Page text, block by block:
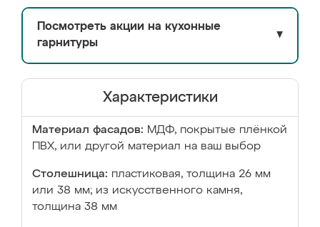
Посмотреть акции на кухонные
гарнитуры
▼
Характеристики
Материал фасадов: МДФ, покрытые плёнкой
ПВХ, или другой материал на ваш выбор
Столешница: пластиковая, толщина 26 мм
или 38 мм; из искусственного камня,
толщина 38 мм